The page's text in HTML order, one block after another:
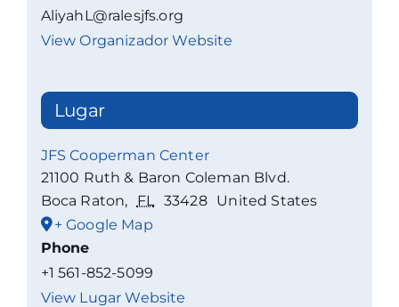
AliyahL@ralesjfs.org
View Organizador Website
Lugar
JFS Cooperman Center
21100 Ruth & Baron Coleman Blvd.
Boca Raton, FL 33428 United States
+ Google Map
Phone
+1 561-852-5099
View Lugar Website